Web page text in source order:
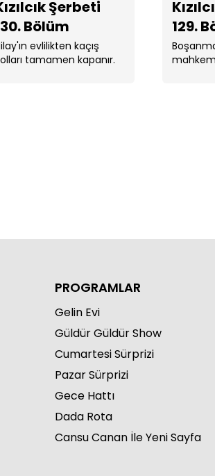
Şerbeti
Bölüm
evlilikten kaçış
tamamen kapanır.
129.
PROGRAMLAR
Gelin Evi
Güldür Güldür Show
Cumartesi Sürprizi
Pazar Sürprizi
Gece Hattı
Dada Rota
Cansu Canan İle Yeni Sayfa